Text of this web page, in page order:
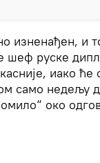
изненађен, и
шеф руске
иако ће
само недељу
око